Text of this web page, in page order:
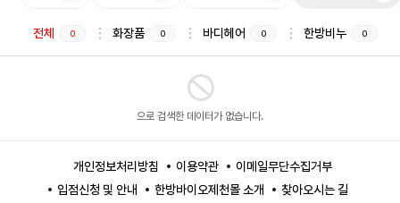
전체 0 화장품 0 바디헤어 0 한방비누 0
으로 검색한 데이터가 없습니다.
개인정보처리방침 이용약관
이메일무단수집거부
입점신청 및 안내
한방바이오제천몰 소개 찾아오시는 길